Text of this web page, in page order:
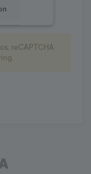
Consent
reCAPTCHA